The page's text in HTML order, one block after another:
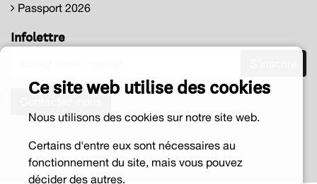
Passport 2026
Infolettre
Ce site web utilise des cookies
Nous utilisons des cookies sur notre site web.
Certains d'entre eux sont nécessaires au
fonctionnement du site, mais vous pouvez
décider des autres.